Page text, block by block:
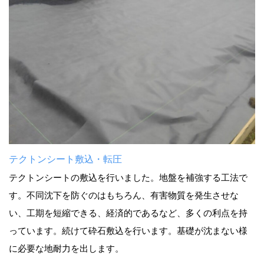
テクトンシート敷込・転圧
テクトンシートの敷込を行いました。地盤を補強する工法で
す。不同沈下を防ぐのはもちろん、有害物質を発生させな
い、工期を短縮できる、経済的であるなど、多くの利点を持
っています。続けて砕石敷込を行います。基礎が沈まない様
に必要な地耐力を出します。